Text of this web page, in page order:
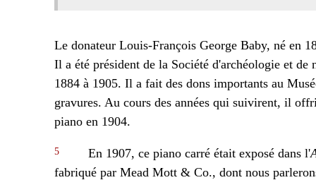
Le donateur Louis-François George Baby, né en
Il a été président de la Société d'archéologie et
1884 à 1905. Il a fait des dons importants au
gravures. Au cours des années qui suivirent, il
piano en 1904.
5 En 1907, ce piano carré était exposé dans l'
fabriqué par Mead Mott & Co., dont nous